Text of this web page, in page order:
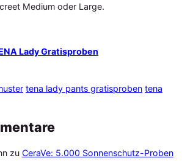
Medium oder Large.
Lady Gratisproben
tena lady pants gratisproben tena
zu CeraVe: 5.000 Sonnenschutz-Proben